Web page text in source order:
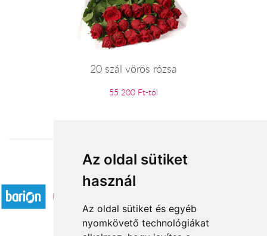
Az oldal sütiket
használ
Az oldal sütiket és egyéb
nyomkövető technológiákat
20 szál vörös rózsa
55 200 Ft-tól
Elfogadott fizetési módok